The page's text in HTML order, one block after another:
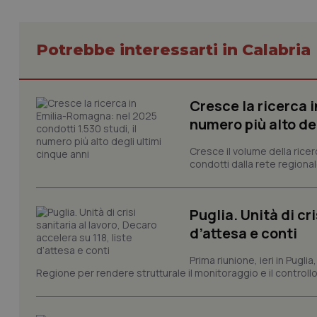
Potrebbe interessarti in Calabria
Cresce la ricerca
numero più alto
Cresce il volume della
condotti dalla rete
Puglia. Unità di
d’attesa e conti
Prima riunione, ieri in
Regione per rendere strutturale il monitoraggio e il
Nome
_ga_0VMQEQKQ1N
VISITOR_INFO1_LIVE
YSC
__Secure-
ROLLOUT_TOKEN